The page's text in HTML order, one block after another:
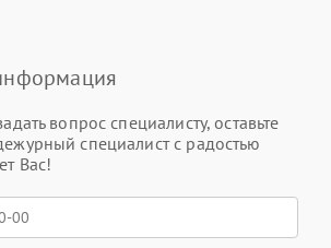
вопрос специалисту, оставьте
специалист с радостью
Вас!